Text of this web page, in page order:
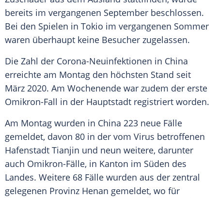
bereits im vergangenen September beschlossen.
Bei den Spielen in Tokio im vergangenen Sommer
waren überhaupt keine Besucher zugelassen.
Die Zahl der Corona-Neuinfektionen in China
erreichte am Montag den höchsten Stand seit
März 2020. Am Wochenende war zudem der erste
Omikron-Fall in der Hauptstadt registriert worden.
Am Montag wurden in China 223 neue Fälle
gemeldet, davon 80 in der vom Virus betroffenen
Hafenstadt Tianjin und neun weitere, darunter
auch Omikron-Fälle, in Kanton im Süden des
Landes. Weitere 68 Fälle wurden aus der zentral
gelegenen Provinz Henan gemeldet, wo für